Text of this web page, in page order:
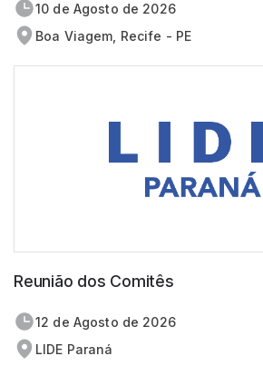
10 de agosto de 2026
Boa Viagem, Recife - PE
Reunião dos Comitês
12 de agosto de 2026
LIDE Paraná